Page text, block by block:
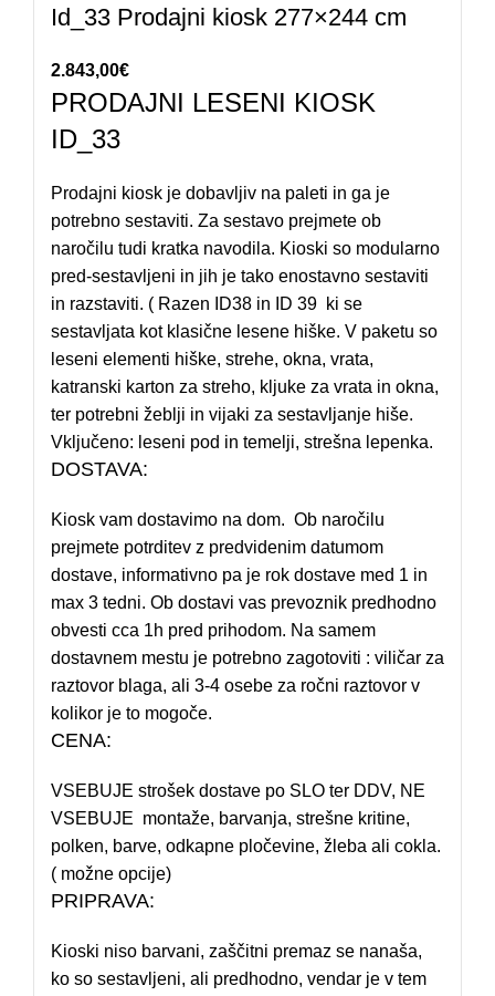
Id_33 Prodajni kiosk 277×244 cm
2.843,00€
PRODAJNI LESENI KIOSK
ID_33
Prodajni kiosk je dobavljiv na paleti in ga je
potrebno sestaviti. Za sestavo prejmete ob
naročilu tudi kratka navodila. Kioski so modularno
pred-sestavljeni in jih je tako enostavno sestaviti
in razstaviti. ( Razen ID38 in ID 39 ki se
sestavljata kot klasične lesene hiške. V paketu so
leseni elementi hiške, strehe, okna, vrata,
katranski karton za streho, kljuke za vrata in okna,
ter potrebni žeblji in vijaki za sestavljanje hiše.
Vključeno: leseni pod in temelji, strešna lepenka.
DOSTAVA:
Kiosk vam dostavimo na dom. Ob naročilu
prejmete potrditev z predvidenim datumom
dostave, informativno pa je rok dostave med 1 in
max 3 tedni. Ob dostavi vas prevoznik predhodno
obvesti cca 1h pred prihodom. Na samem
dostavnem mestu je potrebno zagotoviti : viličar za
raztovor blaga, ali 3-4 osebe za ročni raztovor v
kolikor je to mogoče.
CENA:
VSEBUJE strošek dostave po SLO ter DDV, NE
VSEBUJE montaže, barvanja, strešne kritine,
polken, barve, odkapne pločevine, žleba ali cokla.
( možne opcije)
PRIPRAVA:
Kioski niso barvani, zaščitni premaz se nanaša,
ko so sestavljeni, ali predhodno, vendar je v tem